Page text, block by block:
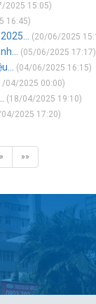
2025 15:05)
16:45)
(20/06/2025
(05/06/2025 17:17)
(04/06/2025 16:15)
04/2025 00:00)
(18/04/2025 19:10)
2025 17:20)
» »»